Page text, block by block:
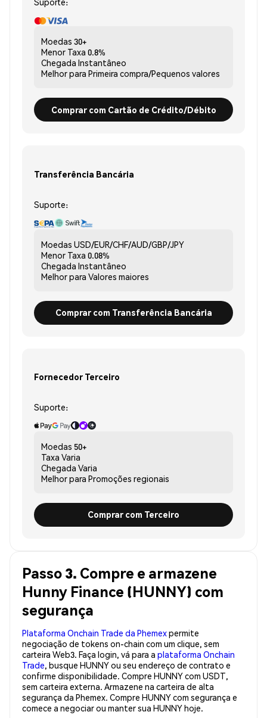
Moedas 30+
Menor Taxa 0.8%
Chegada Instantâneo
Melhor para Primeira compra/Pequenos valores
Comprar com Cartão de Crédito/Débito
Transferência Bancária
Suporte:
Moedas USD/EUR/CHF/AUD/GBP/JPY
Menor Taxa 0.08%
Chegada Instantâneo
Melhor para Valores maiores
Comprar com Transferência Bancária
Fornecedor Terceiro
Suporte:
Moedas 50+
Taxa Varia
Chegada Varia
Melhor para Promoções regionais
Comprar com Terceiro
Passo 3. Compre e armazene
Hunny Finance (HUNNY) com
segurança
Plataforma Onchain Trade da Phemexpermite
negociação de tokens on-chain com um clique, sem
carteira Web3. Faça login, vá para a plataforma Onchain
Trade, busque HUNNY ou seu endereço de contrato e
confirme disponibilidade. Compre HUNNY com USDT,
sem carteira externa. Armazene na carteira de alta
segurança da Phemex. Compre HUNNY com segurança e
comece a negociar ou manter sua HUNNY hoje.